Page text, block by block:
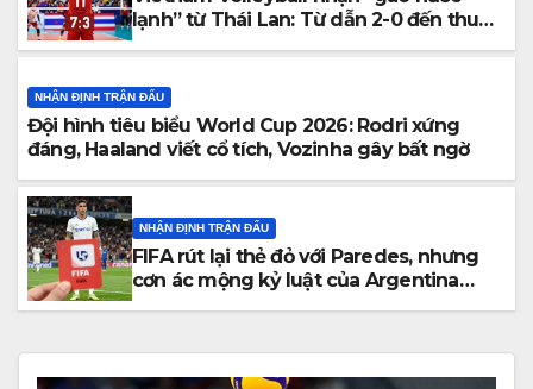
lạnh” từ Thái Lan: Từ dẫn 2-0 đến thua
NHẬN ĐỊNH TRẬN ĐẤU
Đội hình tiêu biểu World Cup 2026: Rodri xứng
đáng, Haaland viết cổ tích, Vozinha gây bất ngờ
NHẬN ĐỊNH TRẬN ĐẤU
FIFA rút lại thẻ đỏ với Paredes, nhưng
cơn ác mộng kỷ luật của Argentina